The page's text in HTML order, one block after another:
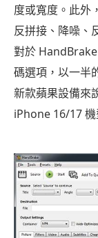
何
免
費
翻
錄
DVD
五
部
分：
免
費
度或寬度。此外
反拼接、降噪、
對於
碼選項，以一半
新款蘋果設備來
iPhone 16/17 機